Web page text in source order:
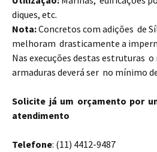
diques, etc.
Nota:Concretos com adições de
melhoram drasticamente a
Nas execuções destas estruturas
armaduras deverá ser no mínimo
Solicite já um orçamento por
atendimento
Telefone: (11) 4412-9487